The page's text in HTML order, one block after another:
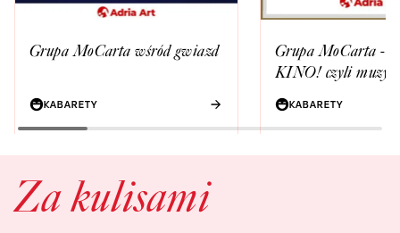
Grupa MoCarta wśród gwiazd
KABARETY
Grupa MoCarta -
KINO! czyli
wg Grupy MoCarta
KABARETY
Za kulisami